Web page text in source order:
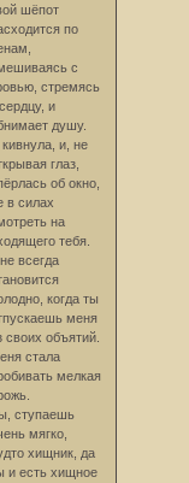
шёпот
по
с
стремясь
и
душу.
и, не
глаз,
об окно,
в силах
на
тебя.
всегда
когда ты
меня
своих объятий.
стала
мелкая
ступаешь
мягко,
хищник, да
и есть хищное